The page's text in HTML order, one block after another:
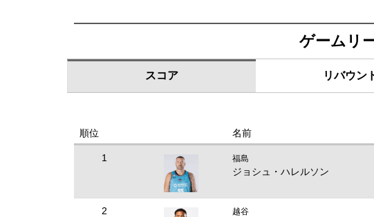
ゲームリ
スコア リバウン
順位 名前
1 福島
ジョシュ・ハレルソン
2 越谷